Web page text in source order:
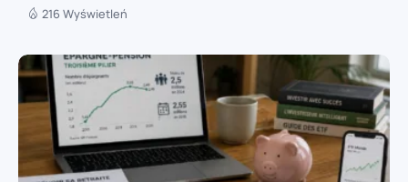
216 Wyświetleń